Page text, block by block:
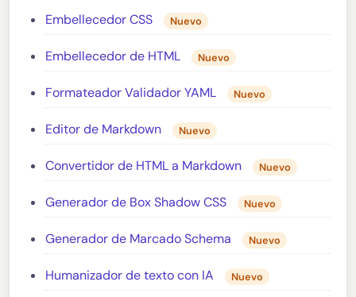
Embellecedor CSS Nuevo
Embellecedor de HTML Nuevo
Formateador Validador YAML Nuevo
Editor de Markdown Nuevo
Convertidor de HTML a Markdown Nuevo
Generador de Box Shadow CSS Nuevo
Generador de Marcado Schema Nuevo
Humanizador de texto con IA Nuevo